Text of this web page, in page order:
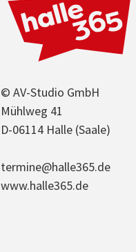
© AV-Studio GmbH
Mühlweg 41
D-06114 Halle (Saale)
termine@halle365.de
www.halle365.de